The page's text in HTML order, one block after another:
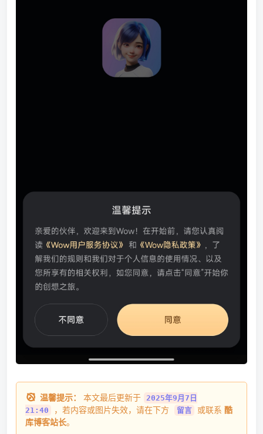
温馨提示： 本文最后更新于
2025年9月7日
21:40
，若内容或图片失效，请在下方 留言 或联系 酷
库博客站长。